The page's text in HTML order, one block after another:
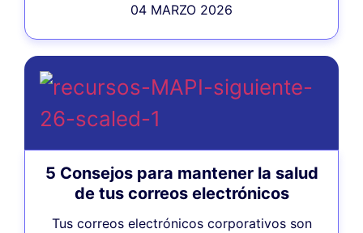
04 MARZO 2026
5 Consejos para mantener la salud
de tus correos electrónicos
Tus correos electrónicos corporativos son